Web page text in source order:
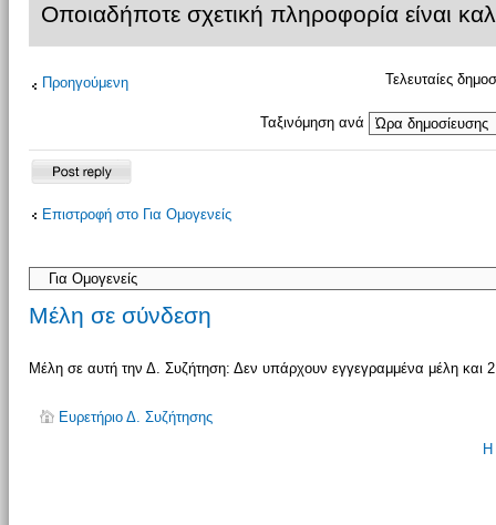
Οποιαδήποτε σχετική πληροφορία είναι
Προηγούμενη Τελευταίες
Ταξινόμηση ανά
Δημιουργία
απάντησης
Επιστροφή στο Για Ομογενείς
Μέλη σε σύνδεση
Μέλη σε αυτή την Δ. Συζήτηση: Δεν υπάρχουν εγγεγραμμένα μέλη και 2
Ευρετήριο Δ. Συζήτησης
Η